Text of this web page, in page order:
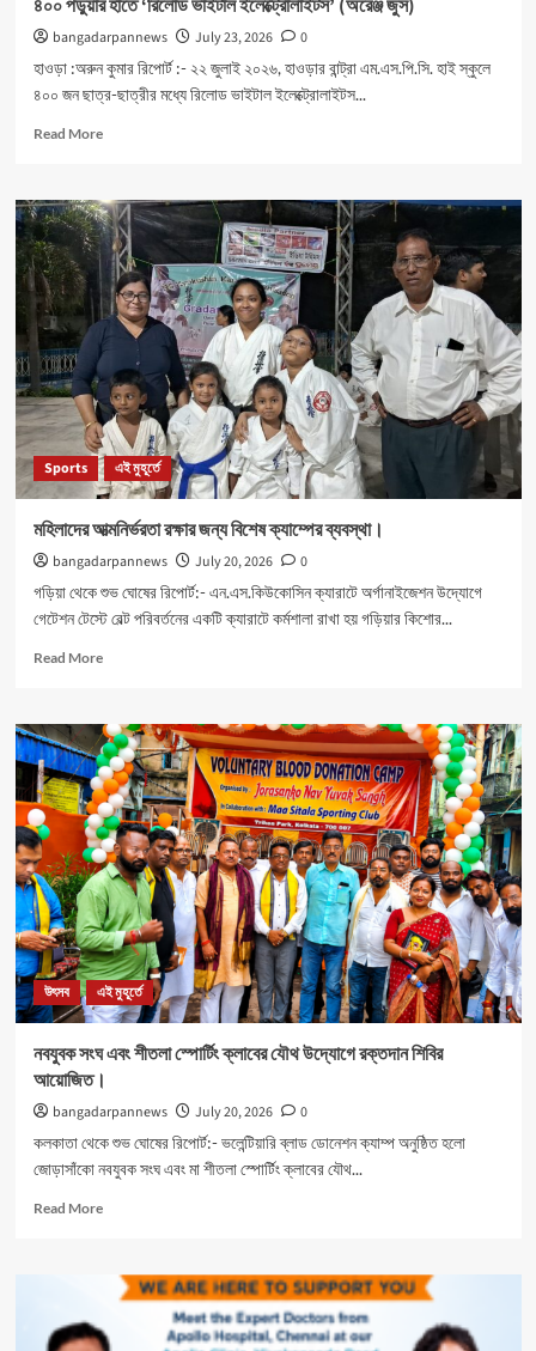
৪০০ পড়ুয়ার হাতে ‘রিলোড ভাইটাল ইলেক্ট্রোলাইটস’ (অরেঞ্জ জুস)
bangadarpannews July 23, 2026
0
হাওড়া :অরুন কুমার রিপোর্ট :- ২২ জুলাই ২০২৬, হাওড়ার বান্ট্রা এম.এস.পি.সি. হাই স্কুলে
৪০০ জন ছাত্র-ছাত্রীর মধ্যে রিলোড ভাইটাল ইলেক্ট্রোলাইটস...
Read MoreRead
৪০০
পড়ুয়ার
হাতে
‘রিলোড
ভাইটাল
ইলেক্ট্রোলাইটস’
(অরেঞ্জ
জুস)
Sports এই মুহূর্তে
মহিলাদের আত্মনির্ভরতা রক্ষার জন্য বিশেষ ক্যাম্পের ব্যবস্থা।
bangadarpannews July 20, 2026
0
গড়িয়া থেকে শুভ ঘোষের রিপোর্ট:- এন.এস.কিউকোসিন ক্যারাটে অর্গানাইজেশন উদ্যোগে
গেটেশন টেস্টে বেল্ট পরিবর্তনের একটি ক্যারাটে কর্মশালা রাখা হয় গড়িয়ার কিশোর...
Read MoreRead
মহিলাদের
আত্মনির্ভরতা
রক্ষার
জন্য
বিশেষ
ক্যাম্পের
ব্যবস্থা।
উৎসব এই মুহূর্তে
নবযুবক সংঘ এবং শীতলা স্পোর্টিং ক্লাবের যৌথ উদ্যোগে রক্তদান শিবির
আয়োজিত।
bangadarpannews July 20, 2026
0
কলকাতা থেকে শুভ ঘোষের রিপোর্ট:- ভলেন্টিয়ারি ব্লাড ডোনেশন ক্যাম্প অনুষ্ঠিত হলো
জোড়াসাঁকো নবযুবক সংঘ এবং মা শীতলা স্পোর্টিং ক্লাবের যৌথ...
Read MoreRead
নবযুবক
সংঘ
শীতলা